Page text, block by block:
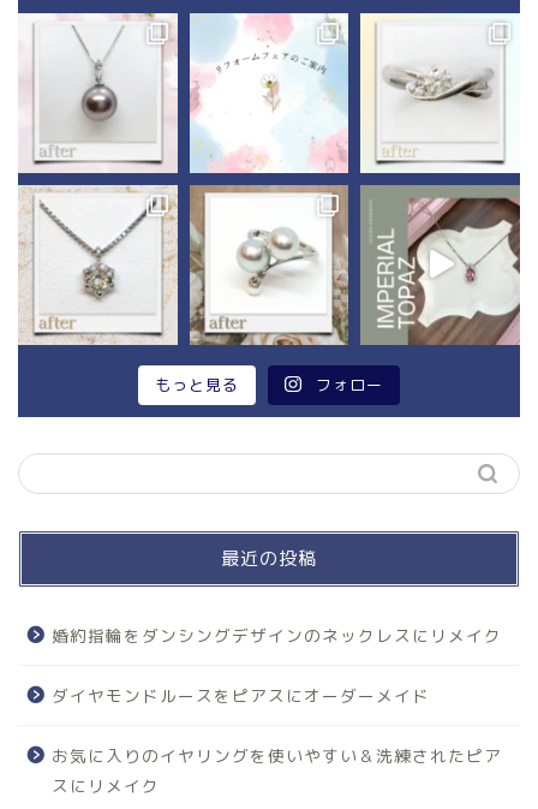
もっと見る フォロー
最近の投稿
婚約指輪をダンシングデザインのネックレスにリメイク
ダイヤモンドルースをピアスにオーダーメイド
お気に入りのイヤリングを使いやすい＆洗練されたピア
スにリメイク